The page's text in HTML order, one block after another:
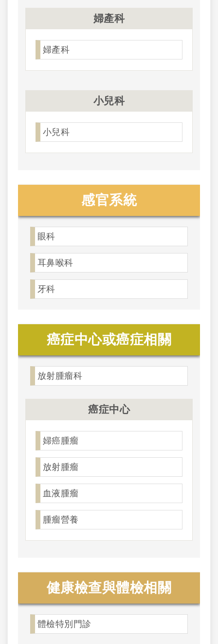
婦產科
婦產科
小兒科
小兒科
感官系統
眼科
耳鼻喉科
牙科
癌症中心或癌症相關
放射腫瘤科
癌症中心
婦癌腫瘤
放射腫瘤
血液腫瘤
腫瘤營養
健康檢查與體檢相關
體檢特別門診